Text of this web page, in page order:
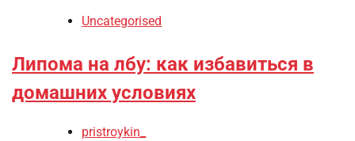
Uncategorised
Липома на лбу: как избавиться в
домашних условиях
pristroykin_